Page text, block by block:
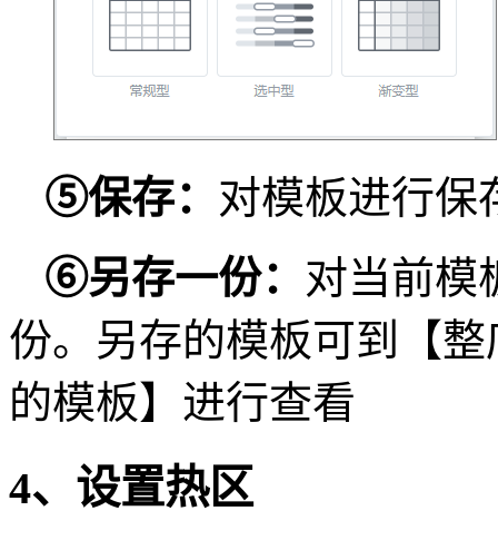
⑤保存： 对模板进行保
⑥另存一份： 对当前模
份。另存的模板可到【
的模板】进行查看
4、设置热区